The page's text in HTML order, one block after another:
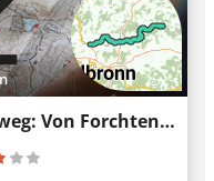
Etappe 3 - Kocher-Jagst-Radweg: Von Forchtenberg bis Bad Friedrichshall – Durchs Heilbronner Land